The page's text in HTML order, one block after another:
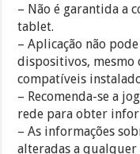
– Não é garantida a
tablet.
– Aplicação não
dispositivos, mesmo
compatíveis
– Recomenda-se a
rede para obter
– As informações
alteradas a qualquer